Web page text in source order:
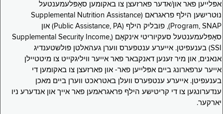
אפּלייען פאר און/אדער פארזעצן צו באקומען סאָפּלעמענטעל
נוּטרישען הילף פראגראם (Supplemental Nutrition Assistance
Program, SNAP), פובליק הילף (Public Assistance, PA) און
סאָפּלעמענטעל סעקיוריטי אינקאָם (Supplemental Security Income,
SSI) בענעפיטן. אייערע ענטפערס ווערן געהאלטן פולשטענדיג
אנאנים, און מיר זענען דאנקבאר פאר אייער וויליגקייט צו מיטטיילן
אייער ערפארונג ביים אפּלייען פאר- און פארזעצן צו באקומען די
בענעפיטן. אייערע ענטפערס וועלן באטראכט ווערן ביים מאכן
ענדערונגען צו די קריטישע הילף פראגראמען פאר אייך און אנדערע ניו
יארקער.